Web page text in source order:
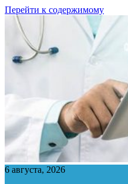
Перейти к содержимому
6 августа, 2026